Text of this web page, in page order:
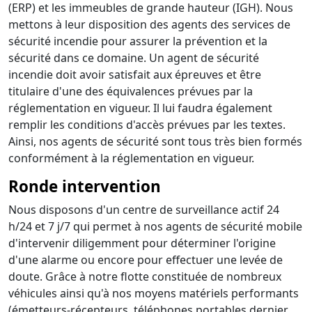
(ERP) et les immeubles de grande hauteur (IGH). Nous
mettons à leur disposition des agents des services de
sécurité incendie pour assurer la prévention et la
sécurité dans ce domaine. Un agent de sécurité
incendie doit avoir satisfait aux épreuves et être
titulaire d'une des équivalences prévues par la
réglementation en vigueur. Il lui faudra également
remplir les conditions d'accès prévues par les textes.
Ainsi, nos agents de sécurité sont tous très bien formés
conformément à la réglementation en vigueur.
Ronde intervention
Nous disposons d'un centre de surveillance actif 24
h/24 et 7 j/7 qui permet à nos agents de sécurité mobile
d'intervenir diligemment pour déterminer l'origine
d'une alarme ou encore pour effectuer une levée de
doute. Grâce à notre flotte constituée de nombreux
véhicules ainsi qu'à nos moyens matériels performants